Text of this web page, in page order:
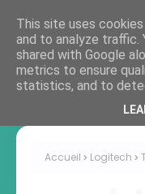
Accueil Logitech
This site uses
and to analyze traffic.
shared with Google
metrics to ensure
statistics, and to